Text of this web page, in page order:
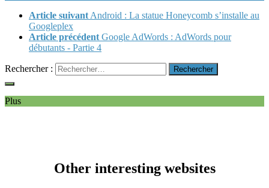
Article suivantAndroid : La statue Honeycomb s’installe au
Googleplex
Article précédent Google AdWords : AdWords pour
débutants - Partie 4
Rechercher :
Plus
Other interesting websites